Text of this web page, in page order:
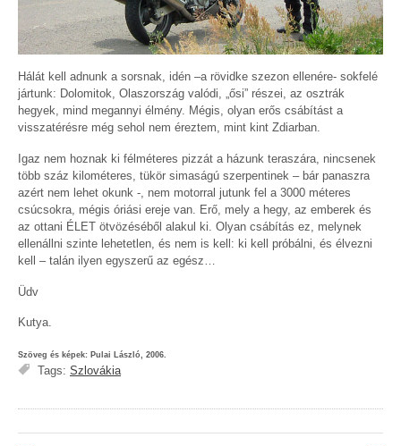
Hálát kell adnunk a sorsnak, idén –a rövidke szezon ellenére- sokfelé
jártunk: Dolomitok, Olaszország valódi, „ősi” részei, az osztrák
hegyek, mind megannyi élmény. Mégis, olyan erős csábítást a
visszatérésre még sehol nem éreztem, mint kint Zdiarban.
Igaz nem hoznak ki félméteres pizzát a házunk teraszára, nincsenek
több száz kilométeres, tükör simaságú szerpentinek – bár panaszra
azért nem lehet okunk -, nem motorral jutunk fel a 3000 méteres
csúcsokra, mégis óriási ereje van. Erő, mely a hegy, az emberek és
az ottani ÉLET ötvözéséből alakul ki. Olyan csábítás ez, melynek
ellenállni szinte lehetetlen, és nem is kell: ki kell próbálni, és élvezni
kell – talán ilyen egyszerű az egész…
Üdv
Kutya.
Szöveg és képek: Pulai László, 2006.
Tags: Szlovákia